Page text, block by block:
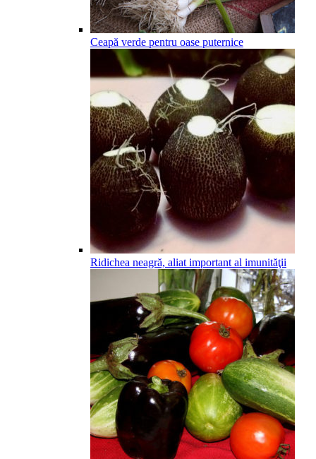
Ceapă verde pentru oase puternice
Ridichea neagră, aliat important al imunităţii